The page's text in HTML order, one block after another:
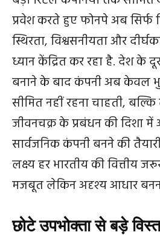
प्रवेश करते हुए फोनपे अब सिर्फ
स्थिरता, विश्वसनीयता और
ध्यान केंद्रित कर रहा है. देश के
बनाने के बाद कंपनी अब केवल
सीमित नहीं रहना चाहती,
जीवनचक्र के प्रबंधन की दिशा
सार्वजनिक कंपनी बनने की
लक्ष्य हर भारतीय की वित्तीय
मजबूत लेकिन अदृश्य आधार
छोटे उपभोक्ता से बड़े